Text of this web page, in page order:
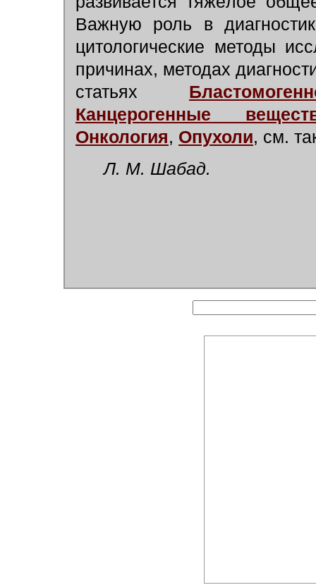
Важную роль в
цитологические методы
причинах, методах
статьях
Канцерогенные
Онкология, Опухоли, см.
Л. М. Шабад.